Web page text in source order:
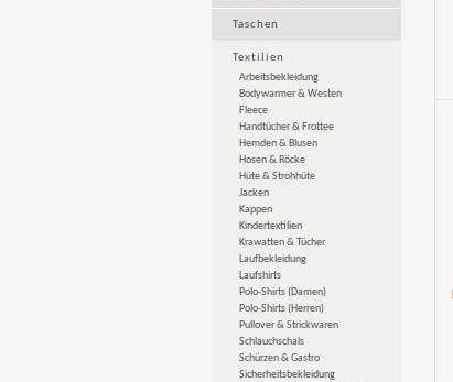
Taschen
Textilien
Arbeitsbekleidung
Bodywarmer & Westen
Fleece
Handtücher & Frottee
Hemden & Blusen
Hosen & Röcke
Hüte & Strohhüte
Jacken
Kappen
Kindertextilien
Krawatten & Tücher
Laufbekleidung
Laufshirts
Polo-Shirts (Damen)
Polo-Shirts (Herren)
Pullover & Strickwaren
Schlauchschals
Schürzen & Gastro
Sicherheitsbekleidung